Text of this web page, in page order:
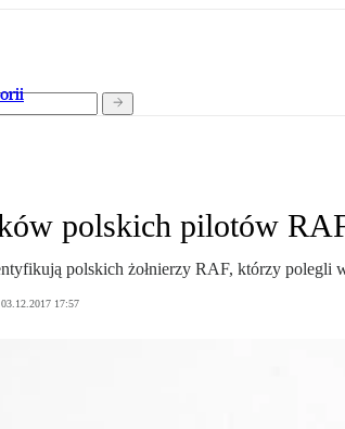
polskich pilotów
polskich żołnierzy RAF, którzy polegli
03.12.2017 17:57